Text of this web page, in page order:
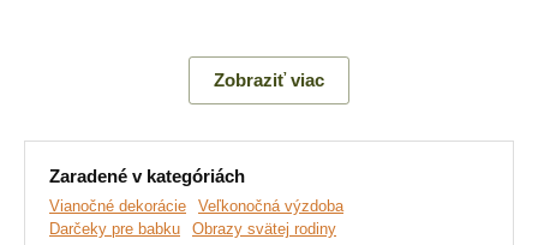
Symbolika kresťanstva
Drevený 3 mm hrubý materiál
Výber z rôznych dekorov
Zobraziť viac
Zaradené v kategóriách
Vianočné dekorácie
Veľkonočná výzdoba
Darčeky pre babku
Obrazy svätej rodiny